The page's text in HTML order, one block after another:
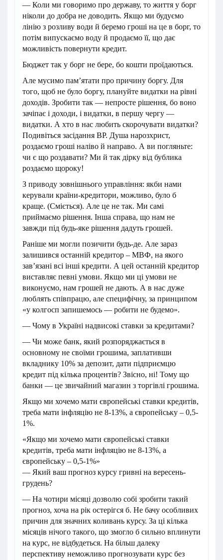
— Коли ми говоримо про державу, то життя у борг
ніколи до добра не доводить. Якщо ми будуємо
лінію з розливу води й беремо гроші на це в борг, то
потім випускаємо воду й продаємо її, що дає
можливість повернути кредит.
Бюджет так у борг не бере, бо кошти проїдаються.
Але мусимо пам’ятати про причину боргу. Для
того, щоб не було боргу, плануйте видатки на рівні
доходів. Зробити так — непросте рішення, бо воно
зачіпає і доходи, і видатки, в першу чергу —
видатки. А хто в нас любить скорочувати видатки?
Подивіться засідання ВР. Душа нарозхрист,
роздаємо гроші наліво й направо. А ви погляньте:
чи є що роздавати? Ми й так дірку від бублика
роздаємо щороку!
З приводу зовнішнього управління: якби нами
керували країни-кредитори, можливо, було б
краще. (Сміється). Але це не так. Ми самі
приймаємо рішення. Інша справа, що нам не
завжди під будь-яке рішення дадуть грошей.
Раніше ми могли позичити будь-де. Але зараз
залишився останній кредитор – МВФ, на якого
зав’язані всі інші кредити. А цей останній кредитор
виставляє певні умови. Якщо ми ці умови не
виконуємо, нам грошей не дають. А в нас дуже
люблять співпрацю, але специфічну, за принципом
«у колгосп запишемось — робити не будемо».
— Чому в Україні надвисокі ставки за кредитами?
— Чи може банк, який розпоряджається в
основному не своїми грошима, заплативши
вкладнику 10% за депозит, дати підприємцю
кредит під кілька процентів? Звісно, ні! Тому що
банки — це звичайний магазин з торгівлі грошима.
Якщо ми хочемо мати європейські ставки кредитів,
треба мати інфляцію не 8-13%, а європейську – 0,5-
1%.
«Якщо ми хочемо мати європейські ставки
кредитів, треба мати інфляцію не 8-13%, а
європейську – 0,5-1%»
— Який ваш прогноз курсу гривні на вересень-
грудень?
— На чотири місяці дозволю собі зробити такий
прогноз, хоча на рік остерігся б. Не бачу особливих
причин для значних коливань курсу. За ці кілька
місяців нічого такого, що змогло б сильно вплинути
на курс, не відбудеться. На більш далеку
перспективу неможливо прогнозувати курс без